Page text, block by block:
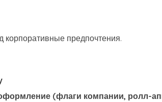
предпочтения.
(флаги компании, ролл-